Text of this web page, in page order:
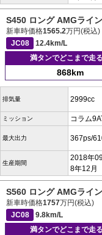
S450 ロング AMGライ
新車時価格1565.2万円(税込)
JC08
12.4km/L
満タンでどこまで走
868km
排気量 2999cc
ミッション コラム
最大出力 367ps/
生産期間
2018年
8年12月
S560 ロング AMGライ
新車時価格1757万円(税込)
JC08
9.8km/L
満タンでどこまで走